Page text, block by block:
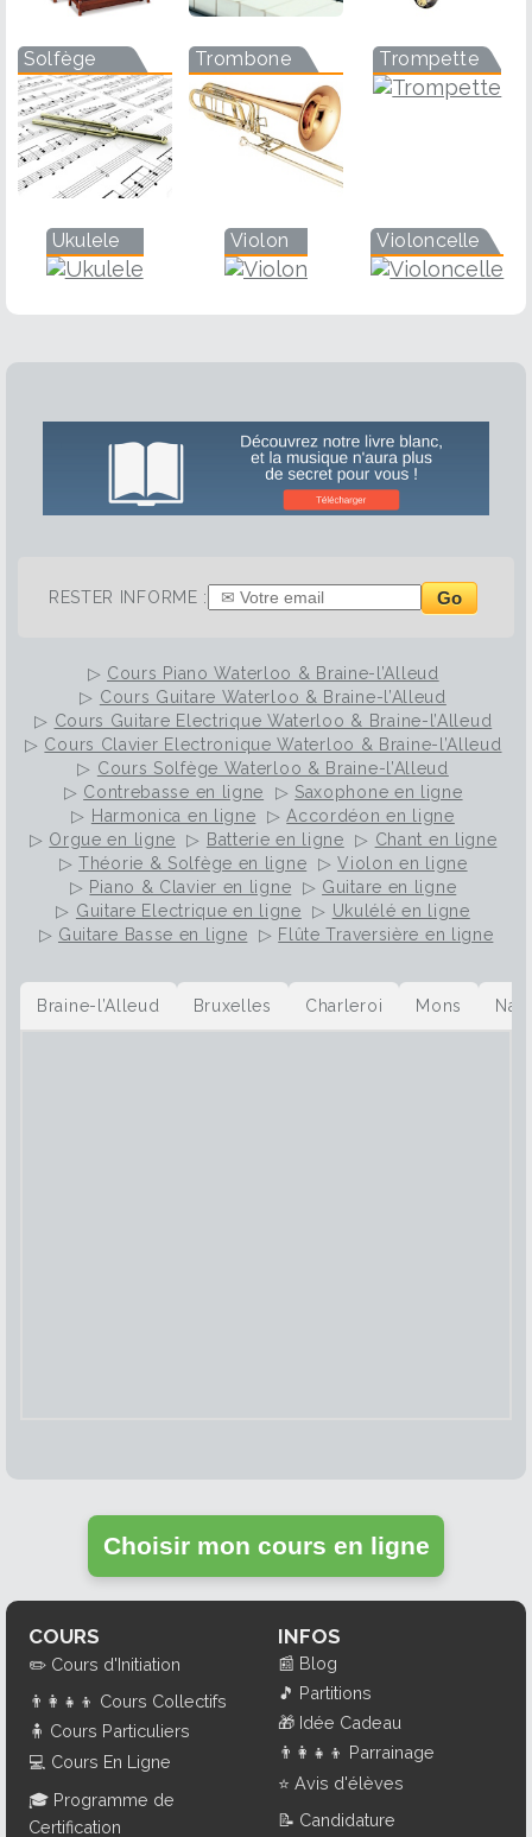
Solfège Trombone Trompette
Ukulele Violon Violoncelle
RESTER INFORME : Go
▷ Cours Piano Waterloo & Braine-l’Alleud
▷ Cours Guitare Waterloo & Braine-l’Alleud
▷ Cours Guitare Electrique Waterloo & Braine-l’Alleud
▷ Cours Clavier Electronique Waterloo & Braine-l’Alleud
▷ Cours Solfège Waterloo & Braine-l’Alleud
▷ Contrebasse en ligne ▷ Saxophone en ligne
▷ Harmonica en ligne ▷Accordéon en ligne
▷ Orgue en ligne ▷ Batterie en ligne ▷ Chant en ligne
▷Théorie & Solfège en ligne ▷Violon en ligne
▷ Piano & Clavier en ligne ▷ Guitare en ligne
▷ Guitare Electrique en ligne ▷ Ukulélé en ligne
▷ Guitare Basse en ligne ▷ Flûte Traversière en ligne
Braine-l’Alleud Bruxelles Charleroi Mons
Choisir mon cours en ligne
COURS
✏️ Cours d'Initiation
👨‍👩‍👧‍👦 Cours Collectifs
🧍 Cours Particuliers
💻 Cours En Ligne
🎓 Programme de
Certification
INFOS
📰 Blog
🎵 Partitions
🎁 Idée Cadeau
👨‍👩‍👧‍👦 Parrainage
⭐ Avis d'élèves
📝 Candidature